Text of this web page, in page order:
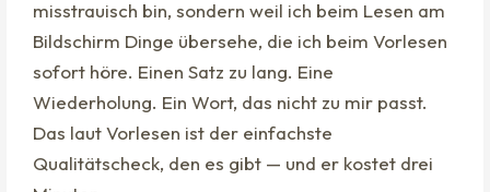
misstrauisch bin, sondern weil ich beim Lesen am
Bildschirm Dinge übersehe, die ich beim Vorlesen
sofort höre. Einen Satz zu lang. Eine
Wiederholung. Ein Wort, das nicht zu mir passt.
Das laut Vorlesen ist der einfachste
Qualitätscheck, den es gibt — und er kostet drei